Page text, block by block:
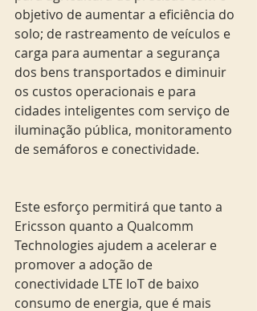
objetivo de aumentar a eficiência do
solo; de rastreamento de veículos e
carga para aumentar a segurança
dos bens transportados e diminuir
os custos operacionais e para
cidades inteligentes com serviço de
iluminação pública, monitoramento
de semáforos e conectividade.
Este esforço permitirá que tanto a
Ericsson quanto a Qualcomm
Technologies ajudem a acelerar e
promover a adoção de
conectividade LTE IoT de baixo
consumo de energia, que é mais